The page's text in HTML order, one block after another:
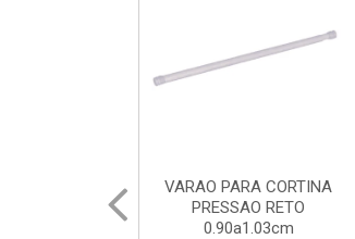
VARAO PARA CORTINA
PRESSAO RETO
1.05a1.18cm